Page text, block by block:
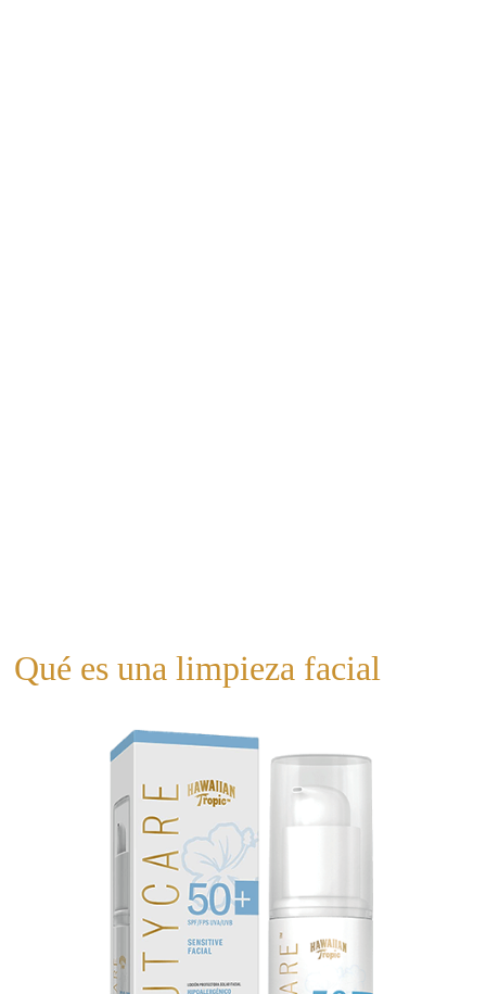
Qué es una limpieza facial